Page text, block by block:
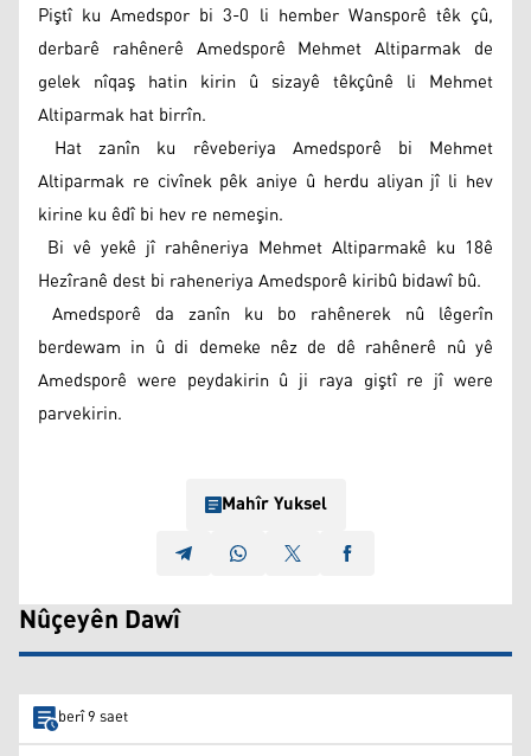
Piştî ku Amedspor bi 3-0 li hember Wansporê têk çû,
derbarê rahênerê Amedsporê Mehmet Altiparmak de
gelek nîqaş hatin kirin û sizayê têkçûnê li Mehmet
Altiparmak hat birrîn.
Hat zanîn ku rêveberiya Amedsporê bi Mehmet
Altiparmak re civînek pêk aniye û herdu aliyan jî li hev
kirine ku êdî bi hev re nemeşin.
Bi vê yekê jî rahêneriya Mehmet Altiparmakê ku 18ê
Hezîranê dest bi raheneriya Amedsporê kiribû bidawî bû.
Amedsporê da zanîn ku bo rahênerek nû lêgerîn
berdewam in û di demeke nêz de dê rahênerê nû yê
Amedsporê were peydakirin û ji raya giştî re jî were
parvekirin.
Mahîr Yuksel
Nûçeyên Dawî
berî 9 saet